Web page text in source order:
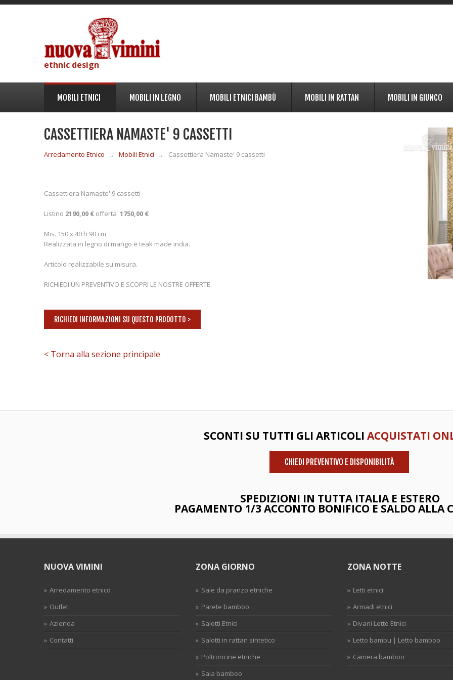
ethnic design
MOBILI ETNICI MOBILI IN LEGNO MOBILI ETNICI BAMBÙ MOBILI IN RATTAN MOBILI IN GIUNCO
CASSETTIERA NAMASTE' 9 CASSETTI
Arredamento Etnico → Mobili Etnici → Cassettiera Namaste' 9 cassetti
Cassettiera Namaste' 9 cassetti
Listino 2190,00 € offerta 1750,00 €
Mis. 150 x 40 h 90 cm
Realizzata in legno di mango e teak made india.
Articolo realizzabile su misura.
RICHIEDI UN PREVENTIVO E SCOPRI LE NOSTRE OFFERTE.
RICHIEDI INFORMAZIONI SU QUESTO PRODOTTO >
< Torna alla sezione principale
SCONTI SU TUTTI GLI ARTICOLI ACQUISTATI
CHIEDI PREVENTIVO E DISPONIBILITÀ
SPEDIZIONI IN TUTTA ITALIA E ESTERO
PAGAMENTO 1/3 ACCONTO BONIFICO E SALDO ALLA
NUOVA VIMINI
Arredamento etnico
Outlet
Azienda
Contatti
ZONA GIORNO
Sale da pranzo etniche
Parete bamboo
Salotti Etnici
Salotti in rattan sintetico
Poltroncine etniche
Sala bamboo
ZONA NOTTE
Letti etnici
Armadi etnici
Divani Letto Etnici
Letto bambu | Letto bamboo
Camera bamboo